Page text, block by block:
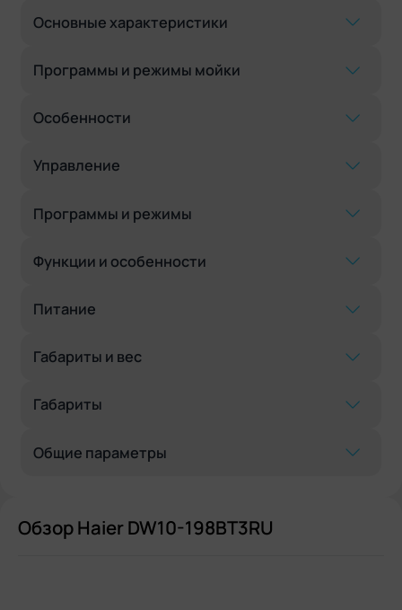
Основные характеристики
Программы и режимы мойки
Особенности
Управление
Программы и режимы
Функции и особенности
Питание
Габариты и вес
Габариты
Общие параметры
Обзор Haier DW10-198BT3RU